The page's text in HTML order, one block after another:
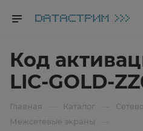
Код
LIC-GOLD-
Главная Каталог
Межсетевые экраны